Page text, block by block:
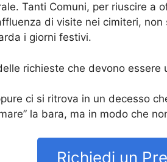
Tanti Comuni, per riuscire a
di visite nei cimiteri,
i giorni festivi.
richieste che devono
ci si ritrova in un decesso
la bara, ma in modo che
Richiedi un